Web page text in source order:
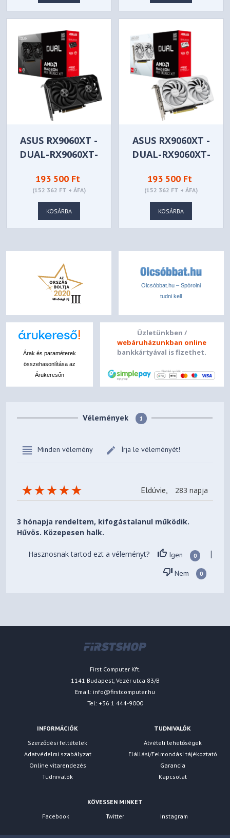
ASUS RX9060XT -
DUAL-RX9060XT-
193 500 Ft
(152 362 FT + ÁFA)
KOSÁRBA
ASUS RX9060XT -
DUAL-RX9060XT-
193 500 Ft
(152 362 FT + ÁFA)
KOSÁRBA
Olcsóbbat.hu – Spórolni
tudni kell
Árak és paraméterek
összehasonlítása az
Árukeresőn
Üzletünkben /
webáruházunkban online
bankkártyával is fizethet.
Vélemények 1
Minden vélemény Írja le véleményét!
Eldúvie, 283 napja
3 hónapja rendeltem, kifogástalanul működik.
Hűvös. Közepesen halk.
Hasznosnak tartod ezt a véleményt? Igen 0 |
Nem 0
First Computer Kft.
1141 Budapest, Vezér utca 83/B
Email: info@firstcomputer.hu
Tel: +36 1 444-9000
INFORMÁCIÓK
Szerződési feltételek
Adatvédelmi szabályzat
Online vitarendezés
Tudnivalók
TUDNIVALÓK
Átvételi lehetőségek
Elállási/Felmondási tájékoztató
Garancia
Kapcsolat
KÖVESSEN MINKET
Facebook
Twitter Instagram